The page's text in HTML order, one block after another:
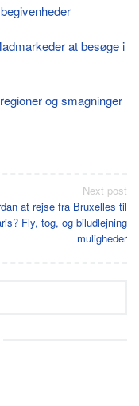
at besøge i
og smagninger
Next post
at rejse fra Bruxelles til
Fly, tog, og biludlejning
muligheder